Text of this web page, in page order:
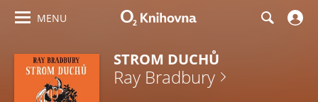
MENU
STROM DUCHŮ
Ray Bradbury